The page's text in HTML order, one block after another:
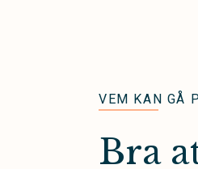
VEM KAN GÅ
Bra